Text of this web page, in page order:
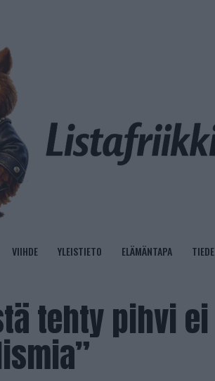
VIIHDE YLEISTIETO ELÄMÄNTAPA TIEDE
tehty pihvi ei